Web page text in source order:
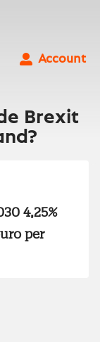
Account
Brexit
4,25%
per